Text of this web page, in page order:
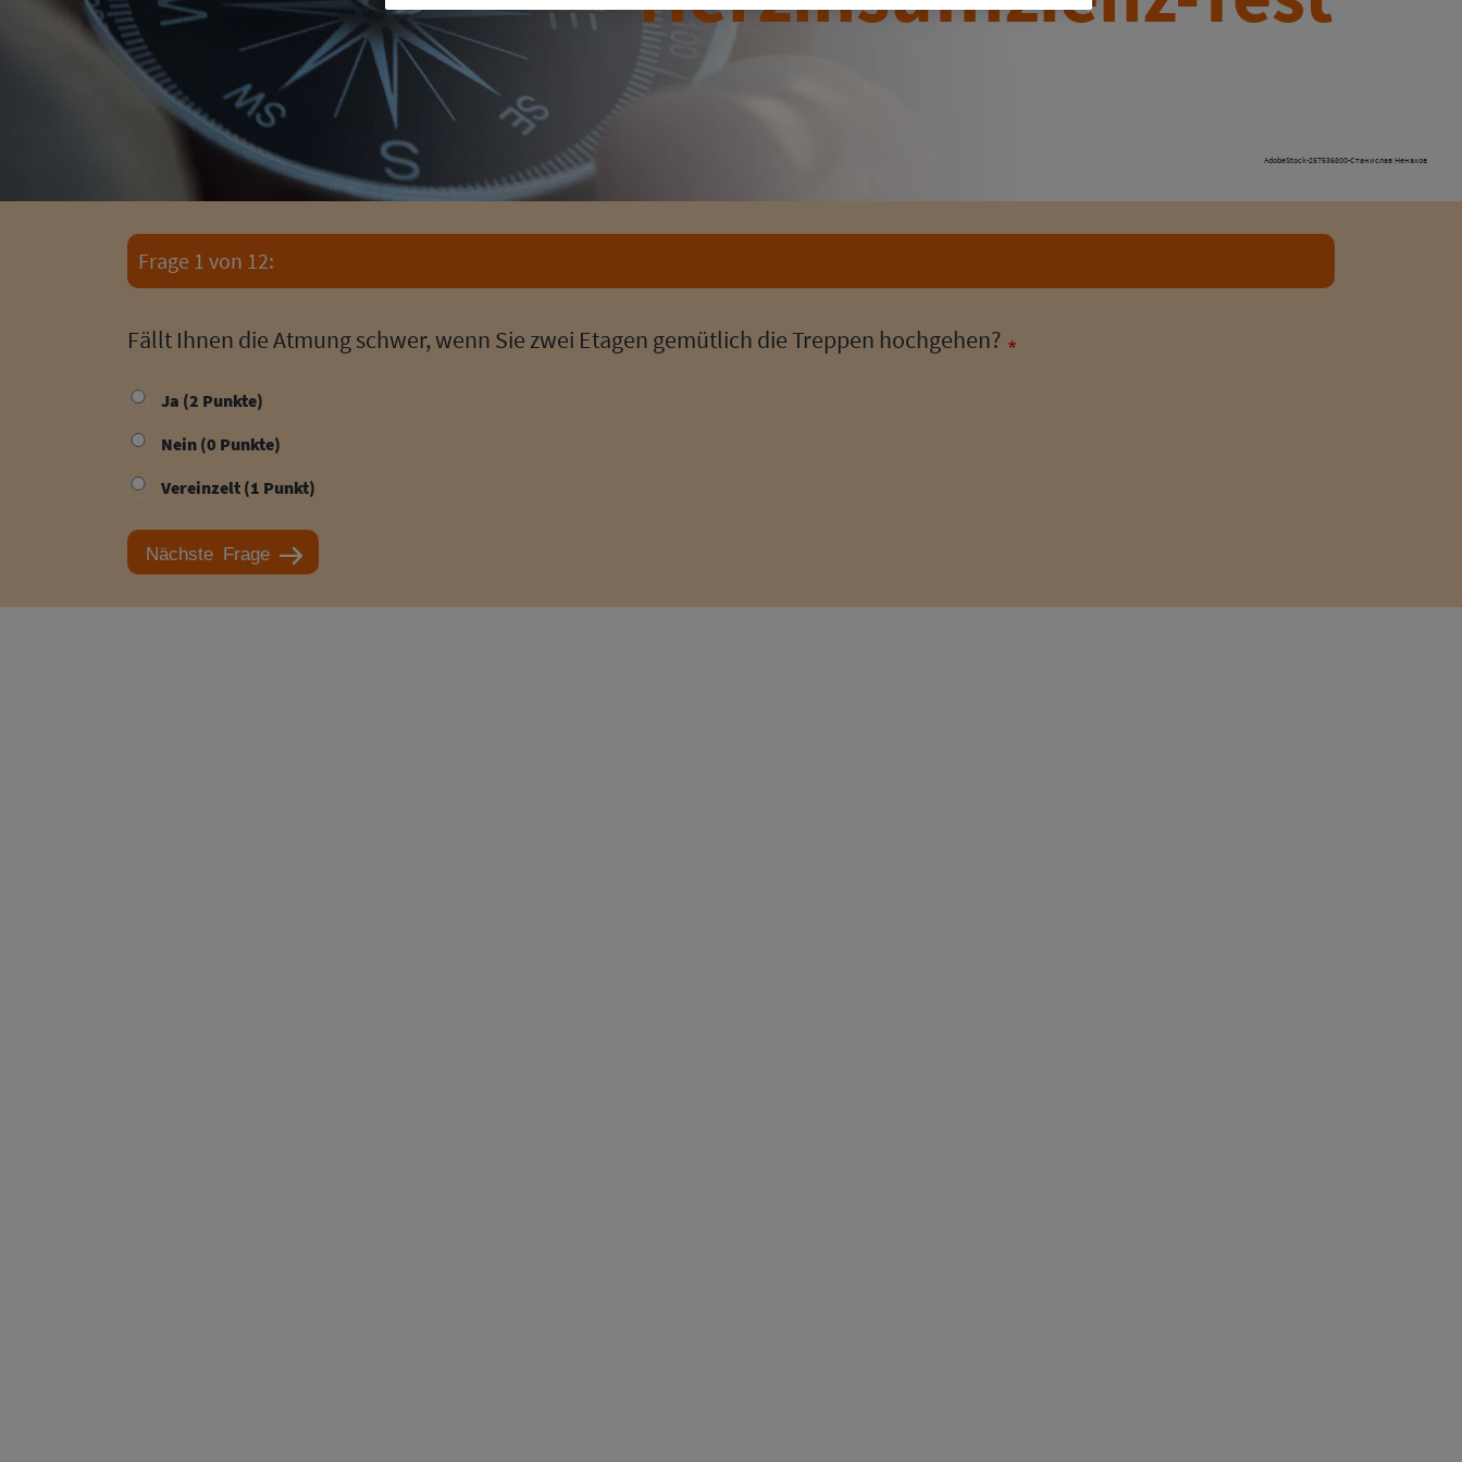
AdobeStock-257536800-Станислав Ненахов
Frage 1 von 12:
Fällt Ihnen die Atmung schwer, wenn Sie zwei Etagen gemütlich die Treppen hochgehen?
Ja (2 Punkte)
Nein (0 Punkte)
Vereinzelt (1 Punkt)
Nächste Frage